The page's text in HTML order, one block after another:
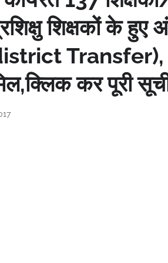
शिक्षकों के हुए
Transfer),
कर पूरी